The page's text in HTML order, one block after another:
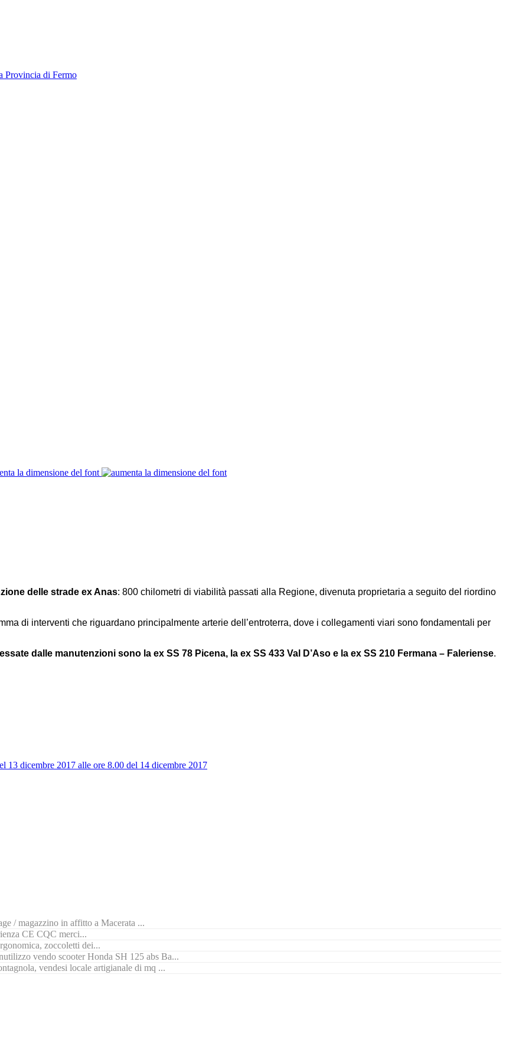
la dimensione del font
delle strade ex Anas: 800 chilometri di viabilità passati alla Regione, divenuta proprietaria a seguito del riordino
di interventi che riguardano principalmente arterie dell’entroterra, dove i collegamenti viari sono fondamentali per
dalle manutenzioni sono la ex SS 78 Picena, la ex SS 433 Val D’Aso e la ex SS 210 Fermana – Faleriense.
13 dicembre 2017 alle ore 8.00 del 14 dicembre 2017
/ magazzino in affitto a Macerata ...
CE CQC merci...
zoccoletti dei...
vendo scooter Honda SH 125 abs Ba...
vendesi locale artigianale di mq ...